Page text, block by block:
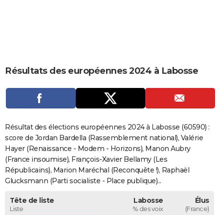
CARTE DE VOEUX
Carte de Noël
Carte Bonne année
Carte Saint-Valentin
Carte Pâques
Carte d'anniversaire
DICTIONNAIRE
Dictionnaire
Biographies
Citations
Expressions
Proverbes
PROGRAMME TV
COPAINS D'AVANT
S'inscrire
Se connecter
Lycées
Collèges
Primaires
Universités
Entreprises
Service militaire
Avis de recherche
AVIS DE DÉCÈS
FORUM
Résultats des européennes 2024 à Labosse
Résultat des élections européennes 2024 à Labosse (60590) :
score de Jordan Bardella (Rassemblement national), Valérie
Hayer (Renaissance - Modem - Horizons), Manon Aubry
(France insoumise), François-Xavier Bellamy (Les
Républicains), Marion Maréchal (Reconquête !), Raphaël
Glucksmann (Parti socialiste - Place publique)...
Tête de liste
Liste
Labosse
% des voix
Élus
(France)